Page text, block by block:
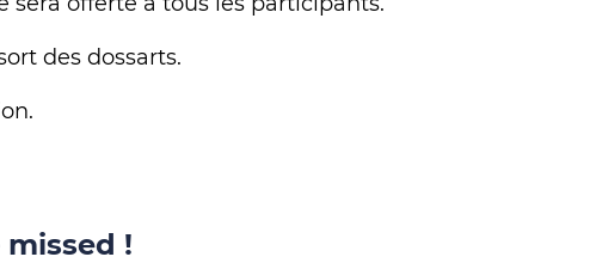
des dossarts.
!